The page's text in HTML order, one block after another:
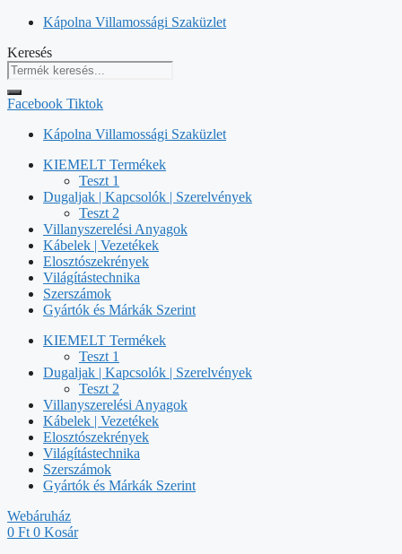
Kilépés
tartalomba
Kápolna Villamossági Szaküzlet
Keresés
Facebook Tiktok
Kápolna Villamossági Szaküzlet
KIEMELT Termékek
Teszt 1
Dugaljak | Kapcsolók | Szerelvények
Teszt 2
Villanyszerelési Anyagok
Kábelek | Vezetékek
Elosztószekrények
Világítástechnika
Szerszámok
Gyártók és Márkák Szerint
KIEMELT Termékek
Teszt 1
Dugaljak | Kapcsolók | Szerelvények
Teszt 2
Villanyszerelési Anyagok
Kábelek | Vezetékek
Elosztószekrények
Világítástechnika
Szerszámok
Gyártók és Márkák Szerint
Webáruház
0 Ft 0 Kosár